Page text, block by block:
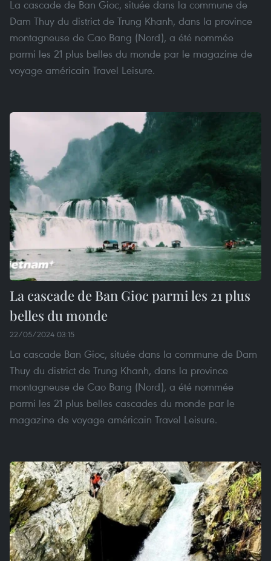
La cascade de Ban Gioc, située dans la commune de
Dam Thuy du district de Trung Khanh, dans la province
montagneuse de Cao Bang (Nord), a été nommée
parmi les 21 plus belles du monde par le magazine de
voyage américain Travel Leisure.
La cascade de Ban Gioc parmi les 21 plus
belles du monde
22/05/2024 03:15
La cascade Ban Gioc, située dans la commune de Dam
Thuy du district de Trung Khanh, dans la province
montagneuse de Cao Bang (Nord), a été nommée
parmi les 21 plus belles cascades du monde par le
magazine de voyage américain Travel Leisure.